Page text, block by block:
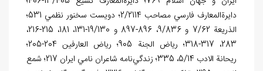
دايرةالمعارف فارسي مصاحب 2/2114؛ دويست سخنور نظمي 531؛
الذريعة 7/62 و 9/836، 896-897 و 19/130-131، 181، 215-216،
283، 317-318؛ رياض الجنة 905؛ رياض العارفين 204-205؛
ريحانة الادب 5/14، 335؛ زندگي‌نامه شاعران نامي ايران 217؛ شمع